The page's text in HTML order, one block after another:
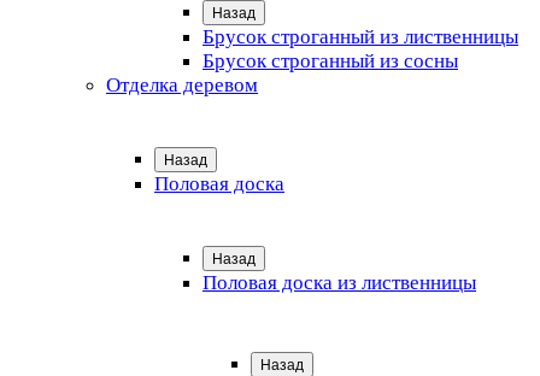
Назад
Брусок строганный из лиственницы
Брусок строганный из сосны
Отделка деревом
Назад
Половая доска
Назад
Половая доска из лиственницы
Назад